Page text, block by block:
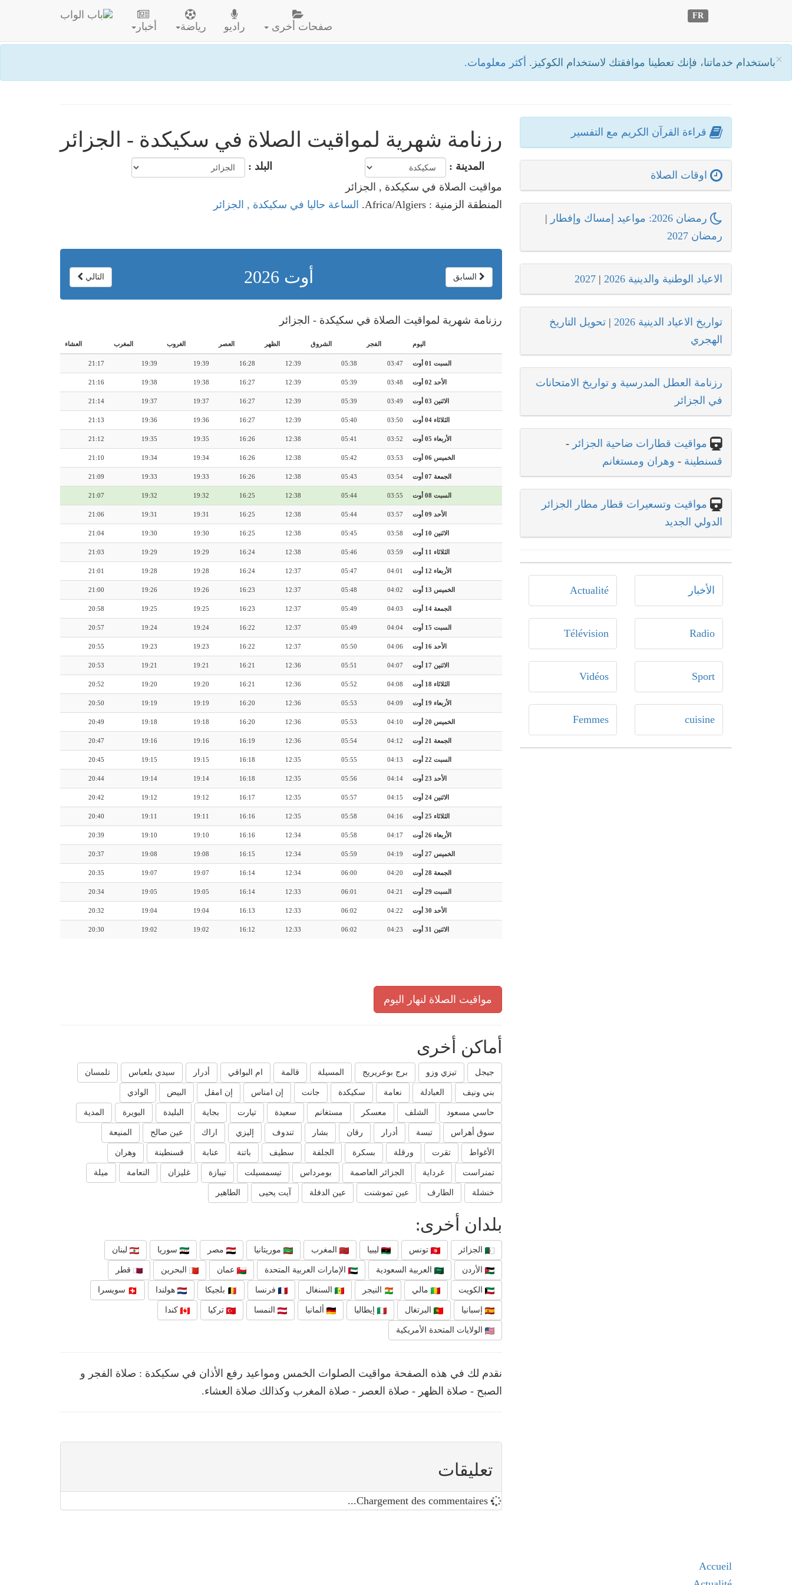
×باستخدام خدماتنا، فإنك تعطينا موافقتك لاستخدام الكوكيز. أكثر معلومات.
أخبار رياضة راديو صفحات أخرى
FR
رزنامة شهرية لمواقيت الصلاة في سكيكدة - الجزائر
البلد :
المدينة :
مواقيت الصلاة في سكيكدة , الجزائر
المنطقة الزمنية : Africa/Algiers.
الساعة حاليا في سكيكدة , الجزائر
السابق أوت 2026 التالي
رزنامة شهرية لمواقيت الصلاة في سكيكدة - الجزائر
اليوم الفجر الشروق الظهر العصر الغروب المغرب العشاء
السبت 01 أوت 03:47
05:38
12:39
16:28
19:39
19:39
21:17
الأحد 02 أوت 03:48
05:39
12:39
16:27
19:38
19:38
21:16
الاثنين 03 أوت 03:49
05:39
12:39
16:27
19:37
19:37
21:14
الثلاثاء 04 أوت 03:50
05:40
12:39
16:27
19:36
19:36
21:13
الأربعاء 05 أوت 03:52
05:41
12:38
16:26
19:35
19:35
21:12
الخميس 06 أوت 03:53
05:42
12:38
16:26
19:34
19:34
21:10
الجمعة 07 أوت 03:54
05:43
12:38
16:26
19:33
19:33
21:09
السبت 08 أوت 03:55
05:44
12:38
16:25
19:32
19:32
21:07
الأحد 09 أوت 03:57
05:44
12:38
16:25
19:31
19:31
21:06
الاثنين 10 أوت 03:58
05:45
12:38
16:25
19:30
19:30
21:04
الثلاثاء 11 أوت 03:59
05:46
12:38
16:24
19:29
19:29
21:03
الأربعاء 12 أوت 04:01
05:47
12:37
16:24
19:28
19:28
21:01
الخميس 13 أوت 04:02
05:48
12:37
16:23
19:26
19:26
21:00
الجمعة 14 أوت 04:03
05:49
12:37
16:23
19:25
19:25
20:58
السبت 15 أوت 04:04
05:49
12:37
16:22
19:24
19:24
20:57
الأحد 16 أوت 04:06
05:50
12:37
16:22
19:23
19:23
20:55
الاثنين 17 أوت 04:07
05:51
12:36
16:21
19:21
19:21
20:53
الثلاثاء 18 أوت 04:08
05:52
12:36
16:21
19:20
19:20
20:52
الأربعاء 19 أوت 04:09
05:53
12:36
16:20
19:19
19:19
20:50
الخميس 20 أوت 04:10
05:53
12:36
16:20
19:18
19:18
20:49
الجمعة 21 أوت 04:12
05:54
12:36
16:19
19:16
19:16
20:47
السبت 22 أوت 04:13
05:55
12:35
16:18
19:15
19:15
20:45
الأحد 23 أوت 04:14
05:56
12:35
16:18
19:14
19:14
20:44
الاثنين 24 أوت 04:15
05:57
12:35
16:17
19:12
19:12
20:42
الثلاثاء 25 أوت 04:16
05:58
12:35
16:16
19:11
19:11
20:40
الأربعاء 26 أوت 04:17
05:58
12:34
16:16
19:10
19:10
20:39
الخميس 27 أوت 04:19
05:59
12:34
16:15
19:08
19:08
20:37
الجمعة 28 أوت 04:20
06:00
12:34
16:14
19:07
19:07
20:35
السبت 29 أوت 04:21
06:01
12:33
16:14
19:05
19:05
20:34
الأحد 30 أوت 04:22
06:02
12:33
16:13
19:04
19:04
20:32
الاثنين 31 أوت 04:23
06:02
12:33
16:12
19:02
19:02
20:30
مواقيت الصلاة لنهار اليوم
أماكن أخرى
جيجل تيزي وزو برج بوعريريج المسيلة قالمة ام البواقي أدرار سيدي بلعباس تلمسان
بني ونيف العبادلة نعامة سكيكدة جانت إن امناس إن امقل البيض الوادي
حاسي مسعود الشلف معسكر مستغانم سعيدة تيارت بجاية البليدة البويرة المدية
سوق أهراس تبسة أدرار رقان بشار تندوف إليزي اراك عين صالح المنيعة
الأغواط تقرت ورقلة بسكرة الجلفة سطيف باتنة عنابة قسنطينة وهران
تمنراست غرداية الجزائر العاصمة بومرداس تيسمسيلت تيبازة غليزان النعامة ميلة
خنشلة الطارف عين تموشنت عين الدفلة آيت يحيى الطاهير
بلدان أخرى:
الجزائر تونس ليبيا المغرب موريتانيا مصر سوريا لبنان
الأردن العربية السعودية الإمارات العربية المتحدة عمان البحرين قطر
الكويت مالي النيجر السنغال فرنسا بلجيكا هولندا سويسرا
إسبانيا البرتغال إيطاليا ألمانيا النمسا تركيا كندا
الولايات المتحدة الأمريكية
نقدم لك في هذه الصفحة مواقيت الصلوات الخمس ومواعيد رفع الأذان في سكيكدة : صلاة الفجر و
الصبح - صلاة الظهر - صلاة العصر - صلاة المغرب وكذالك صلاة العشاء.
تعليقات
Chargement des commentaires...
قراءة القرآن الكريم مع التفسير
اوقات الصلاة
رمضان 2026: مواعيد إمساك وإفطار
|
رمضان 2027
الاعياد الوطنية والدينية 2026 |
2027
تواريخ الاعياد الدينية 2026 | تحويل التاريخ
الهجري
رزنامة العطل المدرسية و تواريخ الامتحانات
في الجزائر
مواقيت قطارات ضاحية الجزائر -
قسنطينة - وهران ومستغانم
مواقيت وتسعيرات قطار مطار الجزائر
الدولي الجديد
Actualité الأخبار
Télévision Radio
Vidéos Sport
Femmes cuisine
Accueil